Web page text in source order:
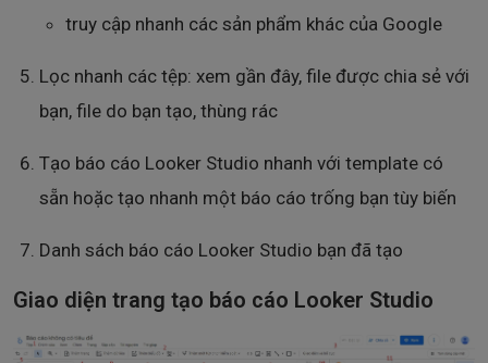
truy cập nhanh các sản phẩm khác của Google
Lọc nhanh các tệp: xem gần đây, file được chia sẻ với
bạn, file do bạn tạo, thùng rác
Tạo báo cáo Looker Studio nhanh với template có
sẵn hoặc tạo nhanh một báo cáo trống bạn tùy biến
Danh sách báo cáo Looker Studio bạn đã tạo
Giao diện trang tạo báo cáo Looker Studio